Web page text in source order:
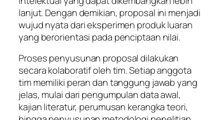
lanjut. Dengan demikian, proposal ini menjadi
wujud nyata dari eksperimen produk luaran
yang berorientasi pada penciptaan nilai.
Proses penyusunan proposal dilakukan
secara kolaboratif oleh tim. Setiap anggota
tim memiliki peran dan tanggung jawab yang
jelas, mulai dari pengumpulan data awal,
kajian literatur, perumusan kerangka teori,